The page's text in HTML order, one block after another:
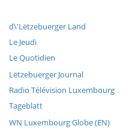
d\'Lëtzebuerger Land
Le Jeudi
Le Quotidien
Lëtzebuerger Journal
Radio Télévision Luxembourg
Tageblatt
WN Luxembourg Globe (EN)